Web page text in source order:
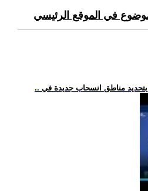
في الموقع الرئيسي
بتحديد مناطق انسحاب جديدة في